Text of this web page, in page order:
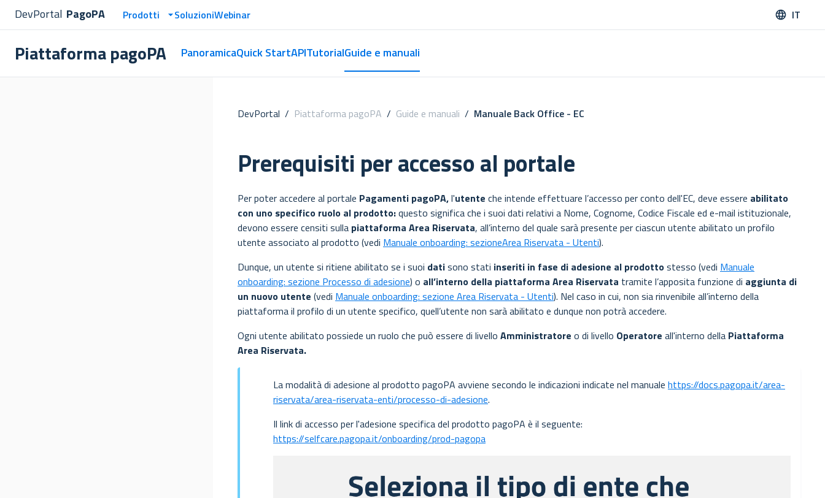
DevPortal PagoPA Prodotti SoluzioniWebinar IT
Piattaforma pagoPA PanoramicaQuick StartAPITutorialGuide e manuali
DevPortal / Piattaforma pagoPA / Guide e manuali / Manuale Back Office - EC
Prerequisiti per accesso al portale
Per poter accedere al portale Pagamenti pagoPA,l'utente che intende effettuare l’accesso per conto dell'EC, deve essere abilitato
con uno specifico ruolo al prodotto:questo significa che i suoi dati relativi a Nome, Cognome, Codice Fiscale ed e-mail istituzionale,
devono essere censiti sulla piattaforma Area Riservata, all’interno del quale sarà presente per ciascun utente abilitato un profilo
utente associato al prodotto (vedi Manuale onboarding: sezioneArea Riservata - Utenti).
Dunque, un utente si ritiene abilitato se i suoi datisono stati inseriti in fase di adesione al prodottostesso (vedi Manuale
onboarding: sezione Processo di adesione) o all’interno della piattaforma Area Riservata tramite l’apposita funzione di aggiunta di
un nuovo utente (vedi Manuale onboarding: sezione Area Riservata - Utenti). Nel caso in cui, non sia rinvenibile all’interno della
piattaforma il profilo di un utente specifico, quell’utente non sarà abilitato e dunque non potrà accedere.
Ogni utente abilitato possiede un ruolo che può essere di livello Amministratore o di livello Operatore all'interno della Piattaforma
Area Riservata.
La modalità di adesione al prodotto pagoPA avviene secondo le indicazioni indicate nel manuale https://docs.pagopa.it/area-
riservata/area-riservata-enti/processo-di-adesione.
Il link di accesso per l'adesione specifica del prodotto pagoPA è il seguente:
https://selfcare.pagopa.it/onboarding/prod-pagopa